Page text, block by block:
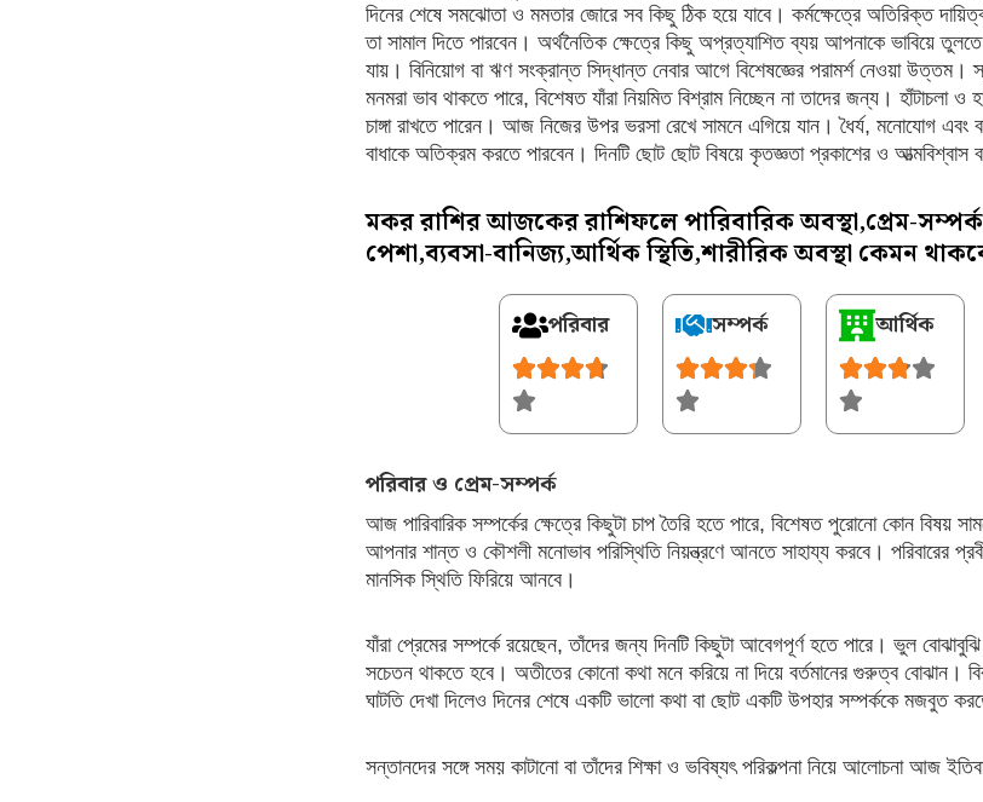
দিনের শেষে সমঝোতা ও মমতার জোরে সব কিছু ঠিক হয়ে যাবে। কর্মক্ষেত্রে অতিরিক্ত
তা সামাল দিতে পারবেন। অর্থনৈতিক ক্ষেত্রে কিছু অপ্রত্যাশিত ব্যয় আপনাকে ভাবিয়ে তুলতে
যায়। বিনিয়োগ বা ঋণ সংক্রান্ত সিদ্ধান্ত নেবার আগে বিশেষজ্ঞের পরামর্শ নেওয়া উত্তম।
মনমরা ভাব থাকতে পারে, বিশেষত যাঁরা নিয়মিত বিশ্রাম নিচ্ছেন না তাদের জন্য। হাঁটাচলা ও
চাঙ্গা রাখতে পারেন। আজ নিজের উপর ভরসা রেখে সামনে এগিয়ে যান। ধৈর্য, মনোযোগ
বাধাকে অতিক্রম করতে পারবেন। দিনটি ছোট ছোট বিষয়ে কৃতজ্ঞতা প্রকাশের ও আত্মবিশ্বাস
মকর রাশির আজকের রাশিফলে পারিবারিক অবস্থা,প্রেম-
পেশা,ব্যবসা-বানিজ্য,আর্থিক স্থিতি,শারীরিক অবস্থা কেমন
পরিবার সম্পর্ক আর্থিক
পরিবার ও প্রেম-সম্পর্ক
আজ পারিবারিক সম্পর্কের ক্ষেত্রে কিছুটা চাপ তৈরি হতে পারে, বিশেষত পুরোনো কোন বিষয়
আপনার শান্ত ও কৌশলী মনোভাব পরিস্থিতি নিয়ন্ত্রণে আনতে সাহায্য করবে। পরিবারের
মানসিক স্থিতি ফিরিয়ে আনবে।
যাঁরা প্রেমের সম্পর্কে রয়েছেন, তাঁদের জন্য দিনটি কিছুটা আবেগপূর্ণ হতে পারে। ভুল
সচেতন থাকতে হবে। অতীতের কোনো কথা মনে করিয়ে না দিয়ে বর্তমানের গুরুত্ব বোঝান।
ঘাটতি দেখা দিলেও দিনের শেষে একটি ভালো কথা বা ছোট একটি উপহার সম্পর্ককে মজবুত
সন্তানদের সঙ্গে সময় কাটানো বা তাঁদের শিক্ষা ও ভবিষ্যৎ পরিকল্পনা নিয়ে আলোচনা আজ